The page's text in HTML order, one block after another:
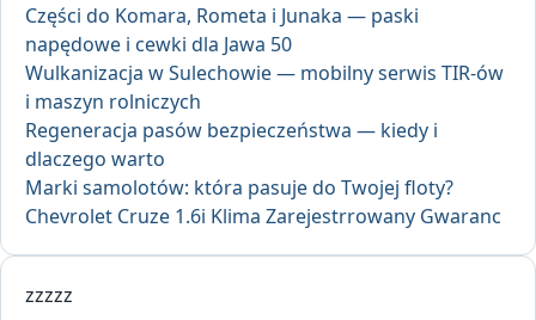
Części do Komara, Rometa i Junaka — paski
napędowe i cewki dla Jawa 50
Wulkanizacja w Sulechowie — mobilny serwis TIR-ów
i maszyn rolniczych
Regeneracja pasów bezpieczeństwa — kiedy i
dlaczego warto
Marki samolotów: która pasuje do Twojej floty?
Chevrolet Cruze 1.6i Klima Zarejestrrowany Gwaranc
zzzzz